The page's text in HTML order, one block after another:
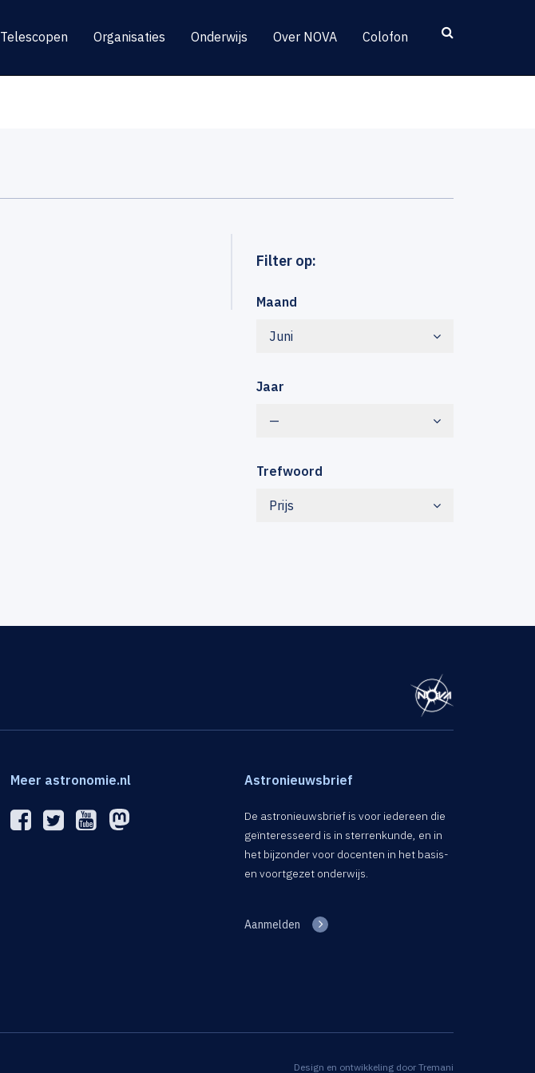
Telescopen Organisaties Onderwijs Over NOVA Colofon
Filter op:
Maand
Juni
Jaar
—
Trefwoord
Prijs
Meer astronomie.nl Astronieuwsbrief
De astronieuwsbrief is voor iedereen die
geïnteresseerd is in sterrenkunde, en in
het bijzonder voor docenten in het basis-
en voortgezet onderwijs.
Aanmelden
Design en ontwikkeling door Tremani